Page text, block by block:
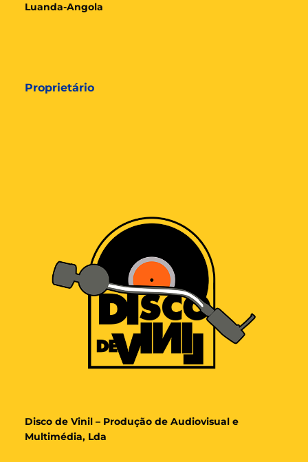
Luanda-Angola
Proprietário
Disco de Vinil – Produção de Audiovisual e
Multimédia, Lda